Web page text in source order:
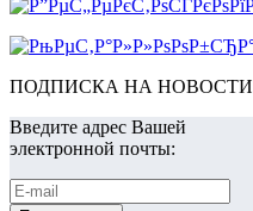
ПОДПИСКА НА НОВОСТИ
Введите адрес Вашей
электронной почты: